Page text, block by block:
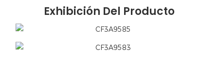
Exhibición Del Producto